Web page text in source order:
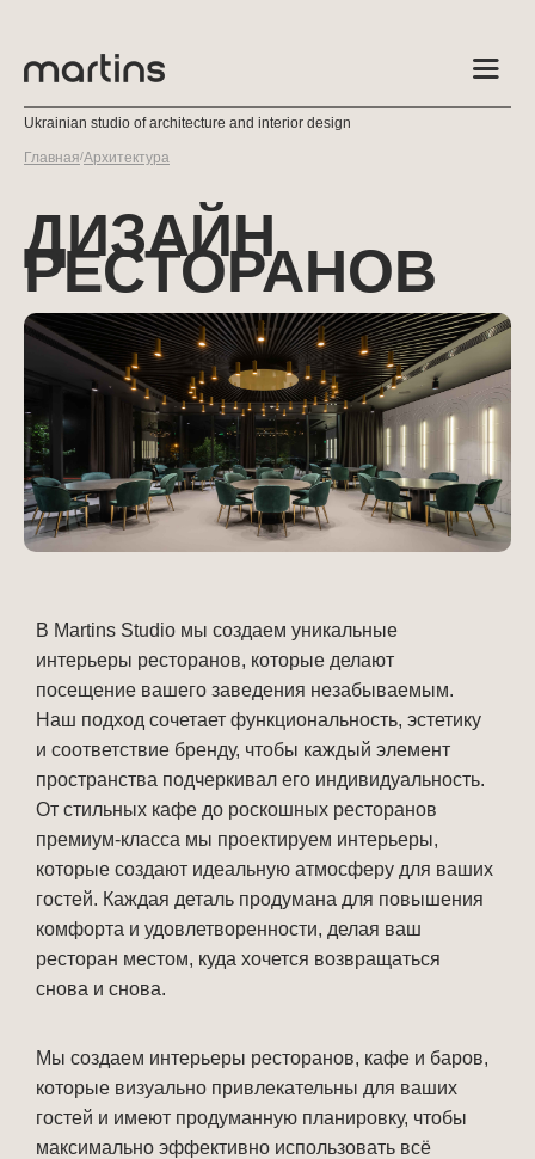
Ukrainian studio of architecture and interior design
Главная/Архитектура
ДИЗАЙН
РЕСТОРАНОВ
В Martins Studio мы создаем уникальные
интерьеры ресторанов, которые делают
посещение вашего заведения незабываемым.
Наш подход сочетает функциональность, эстетику
и соответствие бренду, чтобы каждый элемент
пространства подчеркивал его индивидуальность.
От стильных кафе до роскошных ресторанов
премиум-класса мы проектируем интерьеры,
которые создают идеальную атмосферу для ваших
гостей. Каждая деталь продумана для повышения
комфорта и удовлетворенности, делая ваш
ресторан местом, куда хочется возвращаться
снова и снова.
Мы создаем интерьеры ресторанов, кафе и баров,
которые визуально привлекательны для ваших
гостей и имеют продуманную планировку, чтобы
максимально эффективно использовать всё